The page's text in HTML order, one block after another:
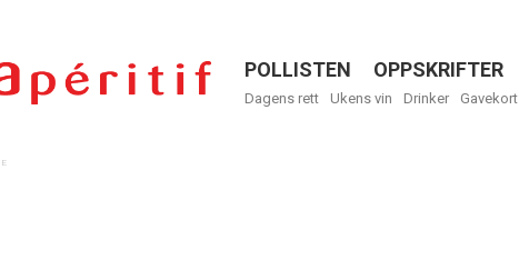
Menu
POLLISTEN OPPSKRIFTER
Dagens rett Ukens vin Drinker Gavekort